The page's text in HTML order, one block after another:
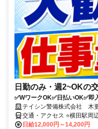
日勤のみ・週2~OKの
✅WワークOK✅日払いOK✅
テイシン警備株式会社 木
交通・アクセス ⭐横田駅周
動の心配は不要です♪
日給12,000円～14,200円